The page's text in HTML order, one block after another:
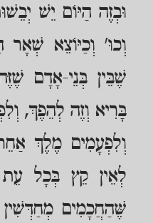
וּבְזֶה הַיּוֹם יֵשׁ
וְכוּ' וְכַיּוֹצֵא שְׁאָר
שֶׁבֵּין בְּנֵי-אָדָם
בָּרִיא וְזֶה לְהֵפֶךְ,
וְלִפְעָמִים מֶלֶךְ
לְאֵין קֵץ בְּכָל
שֶּׁהַחֲכָמִים